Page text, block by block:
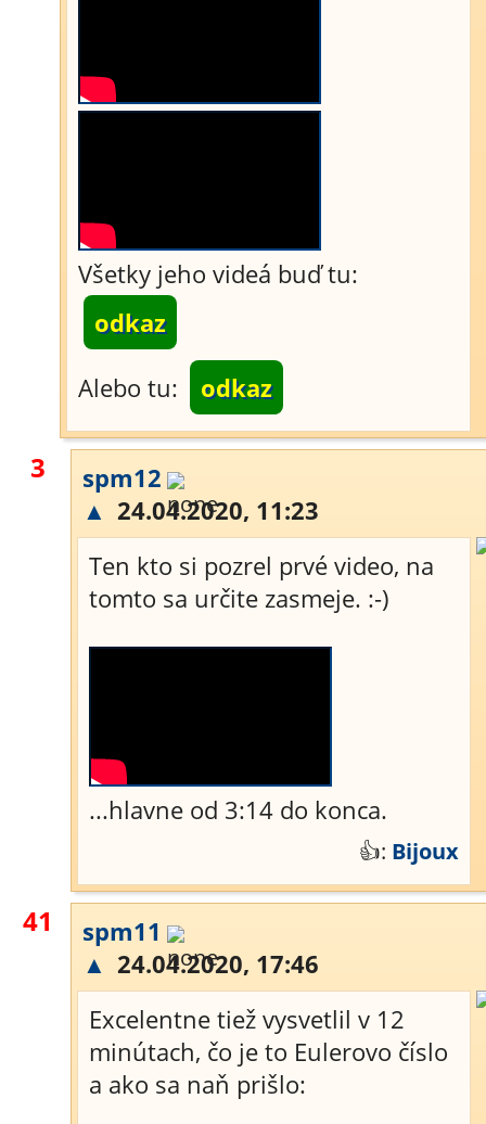
Všetky jeho videá buď tu:
odkaz
Alebo tu:
odkaz
3
spm12
▲ 24.04.2020, 11:23
Ten kto si pozrel prvé video, na
tomto sa určite zasmeje. :-)
...hlavne od 3:14 do konca.
👍: Bijoux
41
spm11
▲ 24.04.2020, 17:46
Excelentne tiež vysvetlil v 12
minútach, čo je to Eulerovo číslo
a ako sa naň prišlo: